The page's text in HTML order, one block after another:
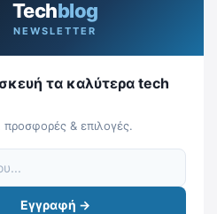
Techblog
NEWSLETTER
τα καλύτερα tech
& επιλογές.
Εγγραφή →